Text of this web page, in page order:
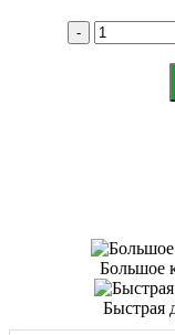
Большое
Быстрая